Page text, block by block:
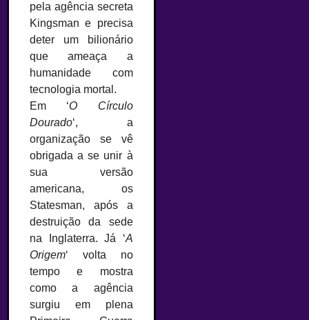
pela agência secreta
Kingsman e precisa
deter um bilionário
que ameaça a
humanidade com
tecnologia mortal.
Em ‘O Círculo
Dourado‘, a
organização se vê
obrigada a se unir à
sua versão
americana, os
Statesman, após a
destruição da sede
na Inglaterra. Já ‘A
Origem‘ volta no
tempo e mostra
como a agência
surgiu em plena